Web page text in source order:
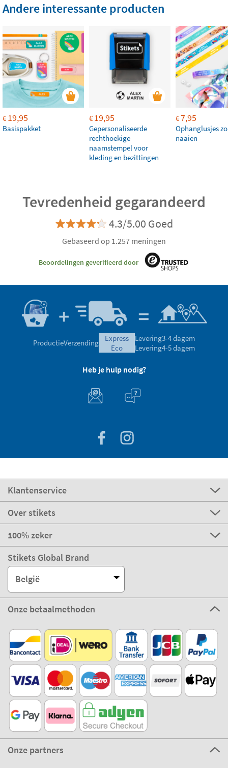
Andere interessante producten
€19,95
Basispakket
€19,95
Gepersonaliseerde
rechthoekige
naamstempel voor
kleding en bezittingen
€7,95
Ophanglusjes
naaien
Tevredenheid gegarandeerd
4.3/5.00 Goed
Gebaseerd op 1.257 meningen
Beoordelingen geverifieerd door
ProductieVerzending
express
eco
Levering3-4 dagem
Levering4-5 dagem
Heb je hulp nodig?
Klantenservice
Over stikets
100% zeker
Stikets Global Brand
België
Onze betaalmethoden
Onze partners